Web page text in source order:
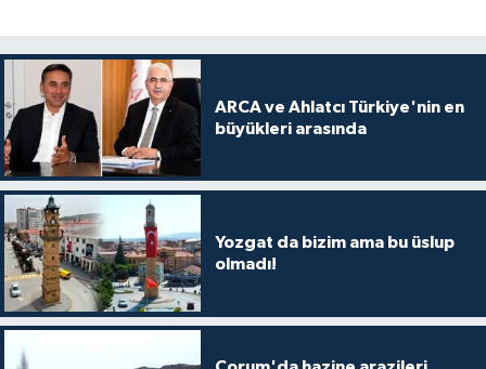
ARCA ve Ahlatcı Türkiye'nin en
büyükleri arasında
Yozgat da bizim ama bu üslup
olmadı!